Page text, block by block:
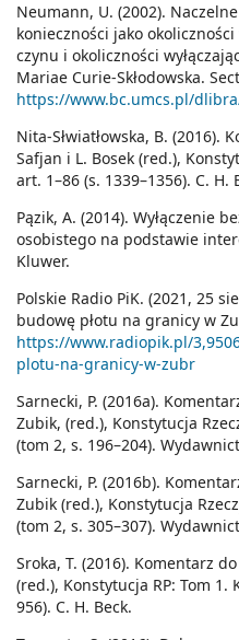
Neumann, U. (2002).
konieczności jako
czynu i okoliczności
Mariae Curie-Skłodowska.
https://www.bc.umcs.pl/dlibra/
Nita-Słwiatłowska, B. (2016).
Safjan i L. Bosek (red.),
art. 1–86 (s. 1339–1356). C. H.
Pązik, A. (2014). Wyłączenie
osobistego na podstawie
Kluwer.
Polskie Radio PiK. (2021, 25
budowę płotu na granicy w
https://www.radiopik.pl/
plotu-na-granicy-w-zubr
Sarnecki, P. (2016a).
Zubik, (red.), Konstytucja
(tom 2, s. 196–204).
Sarnecki, P. (2016b).
Zubik (red.), Konstytucja
(tom 2, s. 305–307).
Sroka, T. (2016). Komentarz
(red.), Konstytucja RP: Tom 1.
956). C. H. Beck.